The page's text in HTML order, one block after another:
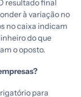
resultado final
à variação no
no caixa indicam
do que
o oposto.
para